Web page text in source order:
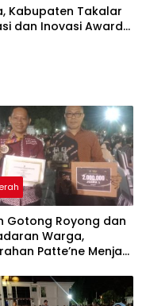
Kabupaten Takalar
dan Inovasi Award
bagi
Gotong Royong dan
Warga,
Patte’ne Menjadi